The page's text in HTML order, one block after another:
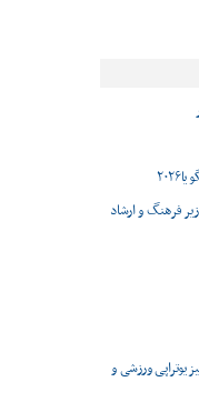
فرهنگ و ارشاد
ورزشی و